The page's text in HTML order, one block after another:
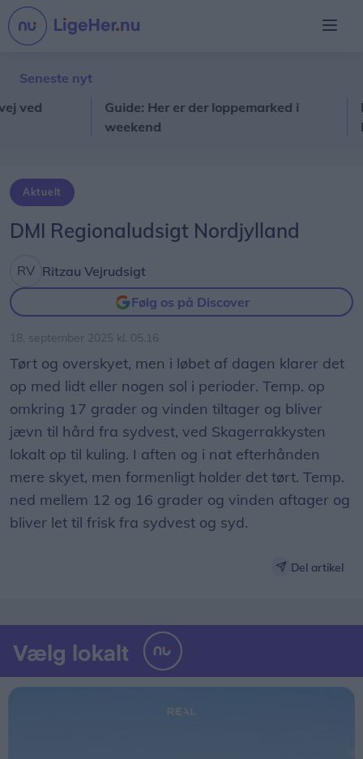
Seneste nyt
Guide: Her er der loppemarked i
weekend
Aktuelt
DMI Regionaludsigt Nordjylland
Ritzau Vejrudsigt
Følg os på Discover
18. september 2025 kl. 05.16
Tørt og overskyet, men i løbet af dagen klarer det
op med lidt eller nogen sol i perioder. Temp. op
omkring 17 grader og vinden tiltager og bliver
jævn til hård fra sydvest, ved Skagerrakkysten
lokalt op til kuling. I aften og i nat efterhånden
mere skyet, men formenligt holder det tørt. Temp.
ned mellem 12 og 16 grader og vinden aftager og
bliver let til frisk fra sydvest og syd.
Del artikel